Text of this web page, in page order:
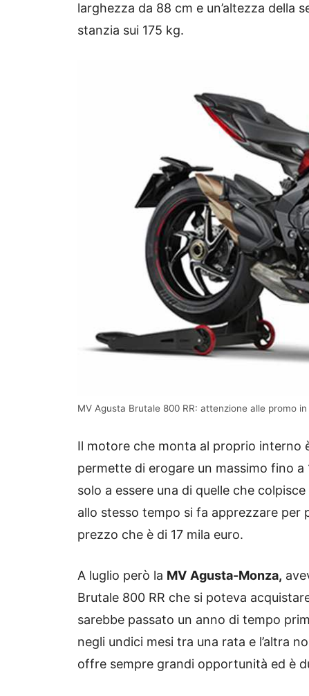
larghezza da 88 cm e un’altezza della
stanzia sui 175 kg.
MV Agusta Brutale 800 RR: attenzione alle promo
Il motore che monta al proprio interno
permette di erogare un massimo fino
solo a essere una di quelle che
allo stesso tempo si fa apprezzare per
prezzo che è di 17 mila euro.
A luglio però la MV Agusta-Monza,
Brutale 800 RR che si poteva
sarebbe passato un anno di tempo
negli undici mesi tra una rata e l’altra
offre sempre grandi opportunità ed è